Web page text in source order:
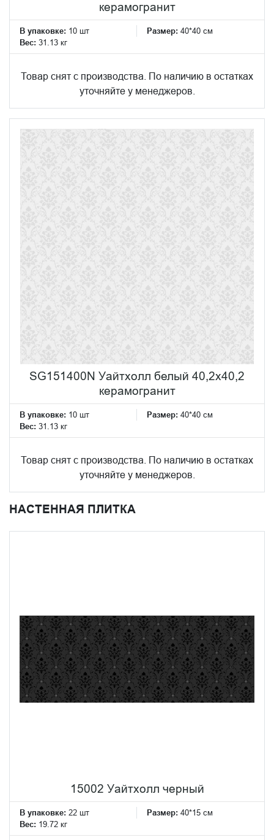
керамогранит
В упаковке: 10 шт Размер: 40*40 см
Вес: 31.13 кг
Товар снят с производства. По наличию в остатках
уточняйте у менеджеров.
SG151400N Уайтхолл белый 40,2x40,2
керамогранит
В упаковке: 10 шт Размер: 40*40 см
Вес: 31.13 кг
Товар снят с производства. По наличию в остатках
уточняйте у менеджеров.
НАСТЕННАЯ ПЛИТКА
15002 Уайтхолл черный
В упаковке: 22 шт Размер: 40*15 см
Вес: 19.72 кг